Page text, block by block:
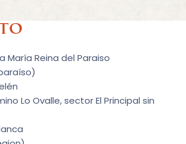
María Reina del Paraiso
Lo Ovalle, sector El Principal sin